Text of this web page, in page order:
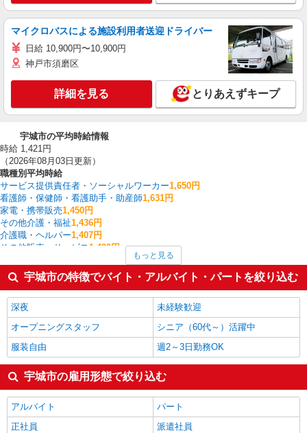
マイクロバスによる施設利用者送迎ドライバー
日給 10,900円〜10,900円
神戸市須磨区
詳細を見る とりあえずキープ
宇城市の平均時給情報
時給 1,421円
（2026年08月03日更新）
職種別平均時給
サービス提供責任者・ソーシャルワーカー1,650円
看護師・保健師・看護助手・助産師1,631円
家電・携帯販売1,450円
その他介護・福祉1,436円
介護職・ヘルパー1,407円
その他販売・サービス 1,400円
調理・調理補助・調理師1,215円
製造・組立・加工1,214円
梱包・仕分け・ピッキング1,200円
宇城市の他の職種の平均時給を見る
もっと見る
宇城市の特徴でバイト・アルバイト・パートを絞り込む
深夜
未経験歓迎
オープニングスタッフ
シニア（60代～）活躍中
服装自由
週2～3日勤務OK
宇城市の雇用形態で絞り込む
アルバイト
パート
正社員
派遣社員